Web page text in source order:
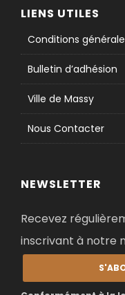
LIENS UTILES
Conditions
Bulletin d’adhésion
Ville de Massy
Nous Contacter
NEWSLETTER
Recevez
inscrivant à notre